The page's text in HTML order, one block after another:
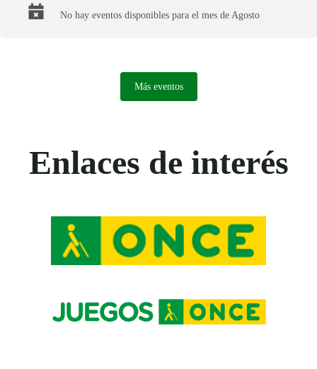
No hay eventos disponibles para el mes de Agosto
Más eventos
Enlaces de interés